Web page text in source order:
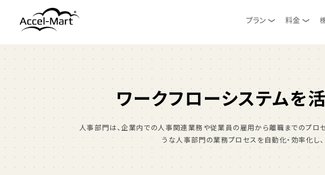
プラン 料金
ワークフローシステムを
人事部門は、企業内での人事関連業務や従業員の雇用から離職までのプロ
うな人事部門の業務プロセスを自動化・効率化し